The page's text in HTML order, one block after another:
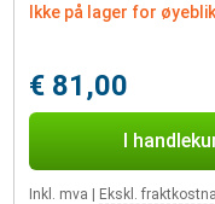
Ikke på lager for
€ 81,00
I
Inkl. mva Ekskl.